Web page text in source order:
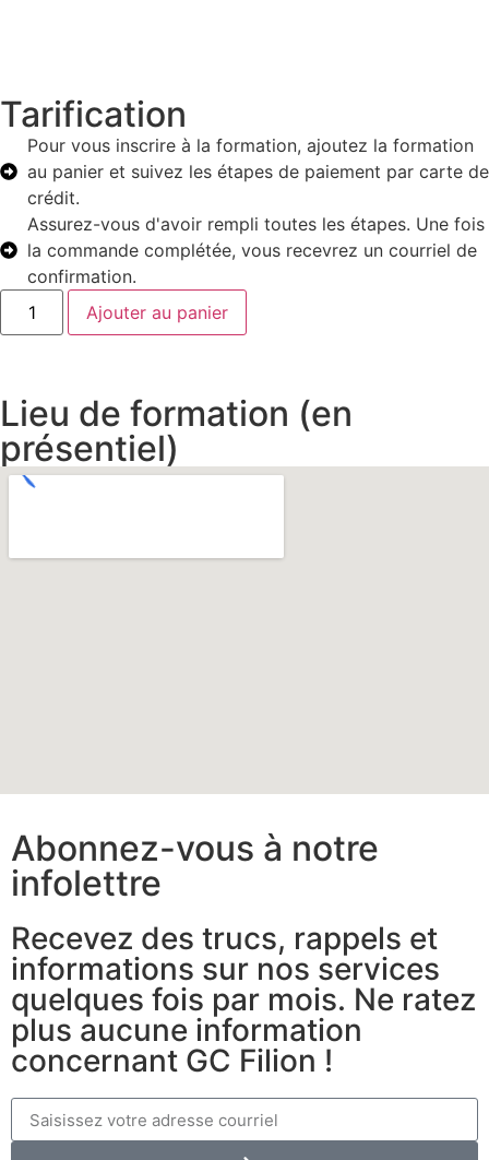
Tarification
Pour vous inscrire à la formation, ajoutez la formation
au panier et suivez les étapes de paiement par carte de
crédit.
Assurez-vous d'avoir rempli toutes les étapes. Une fois
la commande complétée, vous recevrez un courriel de
confirmation.
Ajouter au panier
Lieu de formation (en
présentiel)
Abonnez-vous à notre
infolettre
Recevez des trucs, rappels et
informations sur nos services
quelques fois par mois. Ne ratez
plus aucune information
concernant GC Filion !